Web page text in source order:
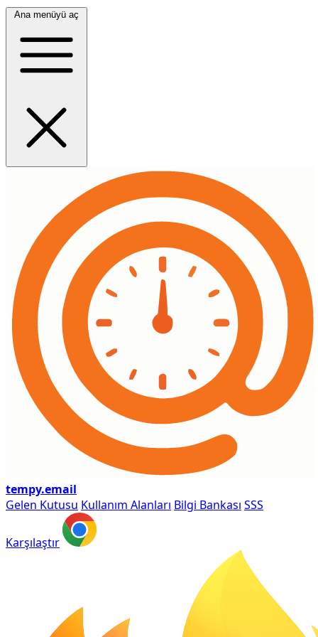
Ana menüyü aç
tempy.email
Gelen Kutusu Kullanım Alanları Bilgi Bankası SSS
Karşılaştır